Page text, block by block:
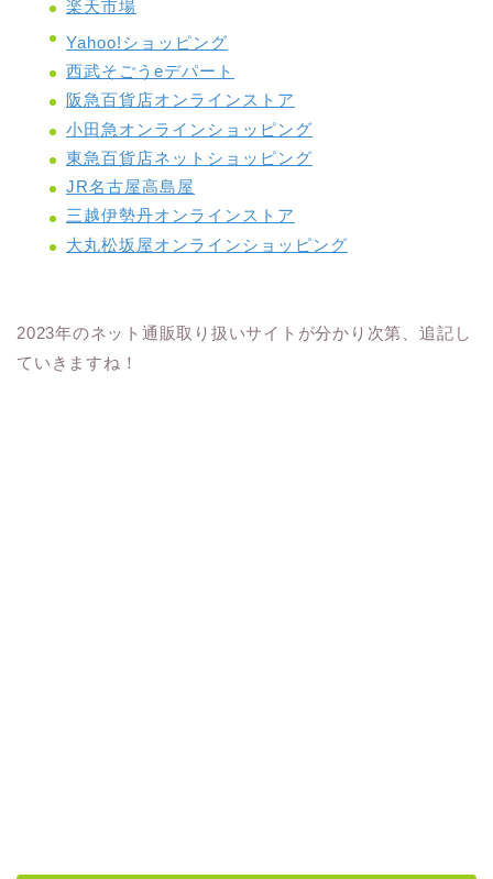
楽天市場
Yahoo!ショッピング
西武そごうeデパート
阪急百貨店オンラインストア
小田急オンラインショッピング
東急百貨店ネットショッピング
JR名古屋高島屋
三越伊勢丹オンラインストア
大丸松坂屋オンラインショッピング
2023年のネット通販取り扱いサイトが分かり次第、追記し
ていきますね！